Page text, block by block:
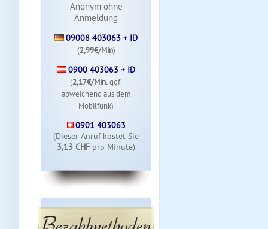
Anonym ohne
Anmeldung
09008 403063 + ID
(2,99€/Min)
0900 403063 + ID
(2,17€/Min.ggf.
abweichend aus dem
Mobilfunk)
0901 403063
(Dieser Anruf kostet Sie
3,13 CHF pro Minute)
Bezahlmethoden